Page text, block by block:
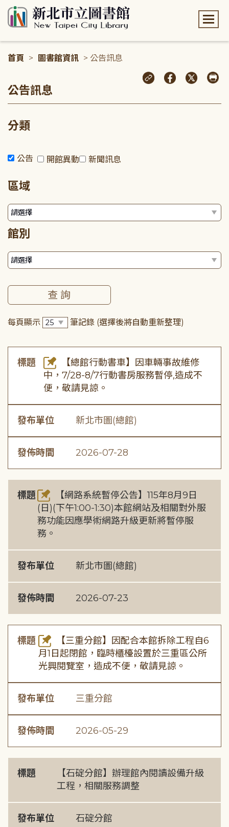
首頁 > 圖書館資訊 > 公告訊息
公告訊息
分類
公告 開館異動 新聞訊息
區域
館別
每頁顯示 筆記錄 (選擇後將自動重新整理)
標題
【總館行動書車】因車輛事故維修
中，7/28-8/7行動書房服務暫停,造成不
便，敬請見諒。
發布單位 新北市圖(總館)
發佈時間 2026-07-28
標題
【網路系統暫停公告】115年8月9日
(日)(下午1:00-1:30)本館網站及相關對外服
務功能因應學術網路升級更新將暫停服
務。
發布單位 新北市圖(總館)
發佈時間 2026-07-23
標題
【三重分館】因配合本館拆除工程自6
月1日起閉館，臨時櫃檯設置於三重區公所
光興閱覽室，造成不便，敬請見諒。
發布單位 三重分館
發佈時間 2026-05-29
標題
【石碇分館】辦理館內閱讀設備升級
工程，相關服務調整
發布單位 石碇分館